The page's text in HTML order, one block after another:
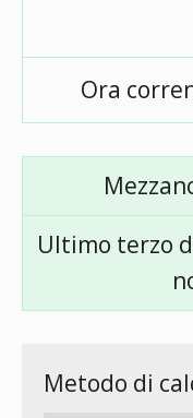
Ora
Ultimo terzo
Metodo di